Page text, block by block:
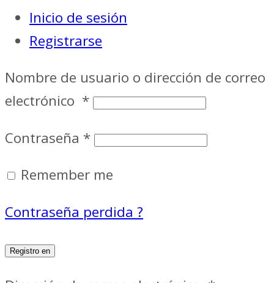
Inicio de sesión
Registrarse
Nombre de usuario o dirección de correo
electrónico *
Contraseña *
Remember me
Contraseña perdida ?
Registro en